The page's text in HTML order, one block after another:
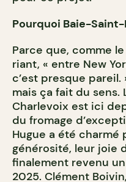
Pourquoi Baie-Saint-
Parce que, comme
riant, « entre New
c’est presque
mais ça fait du sens.
Charlevoix est ici
du fromage
Hugue a été
générosité, leur joie
finalement revenu
2025. Clément